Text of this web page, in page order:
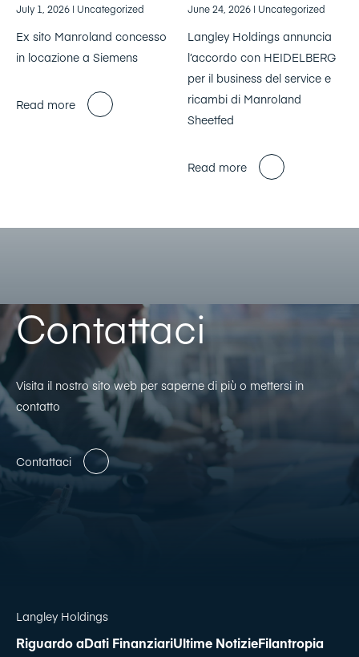
July 1, 2026 | Uncategorized
Ex sito Manroland concesso
in locazione a Siemens
Read more
June 24, 2026 | Uncategorized
Langley Holdings annuncia
l’accordo con HEIDELBERG
per il business del service e
ricambi di Manroland
Sheetfed
Read more
Contattaci
Visita il nostro sito web per saperne di più o mettersi in
contatto
Contattaci
Langley Holdings
Riguardo aDati FinanziariUltime NotizieFilantropia